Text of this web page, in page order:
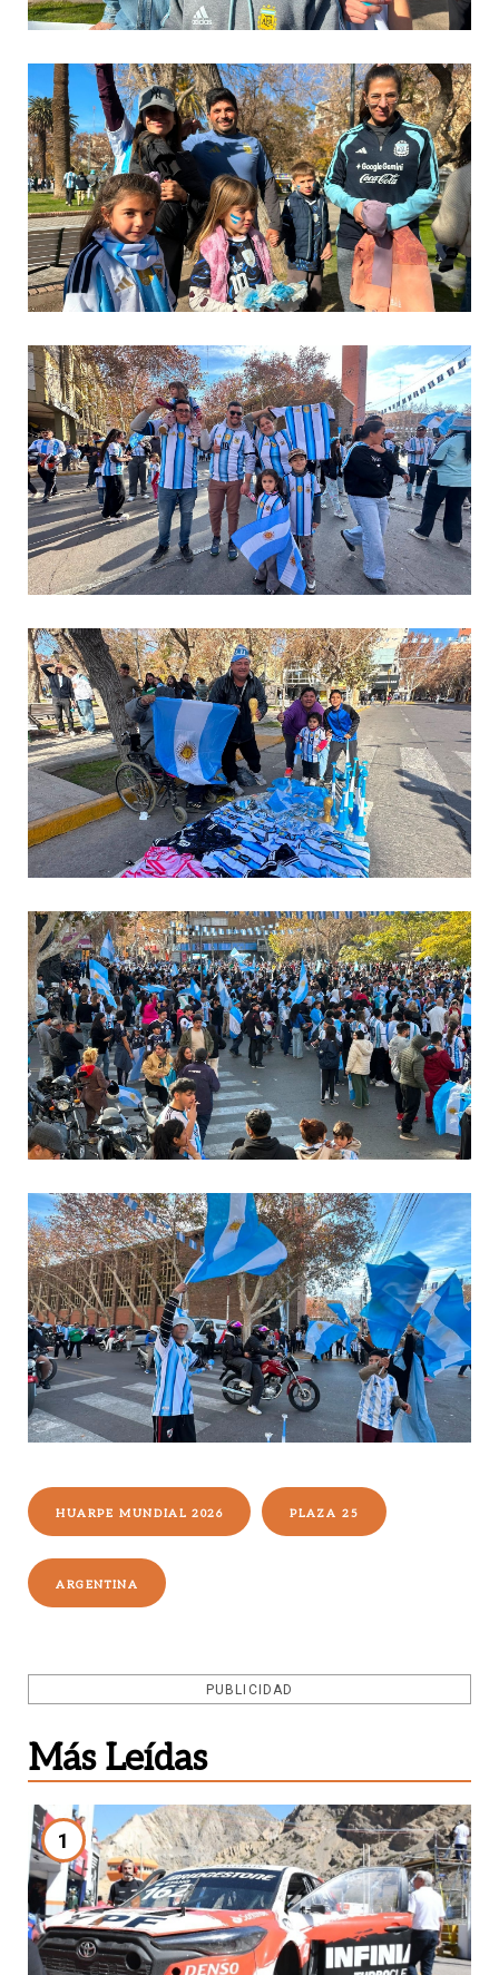
HUARPE MUNDIAL 2026 PLAZA 25
ARGENTINA
PUBLICIDAD
Más Leídas
1